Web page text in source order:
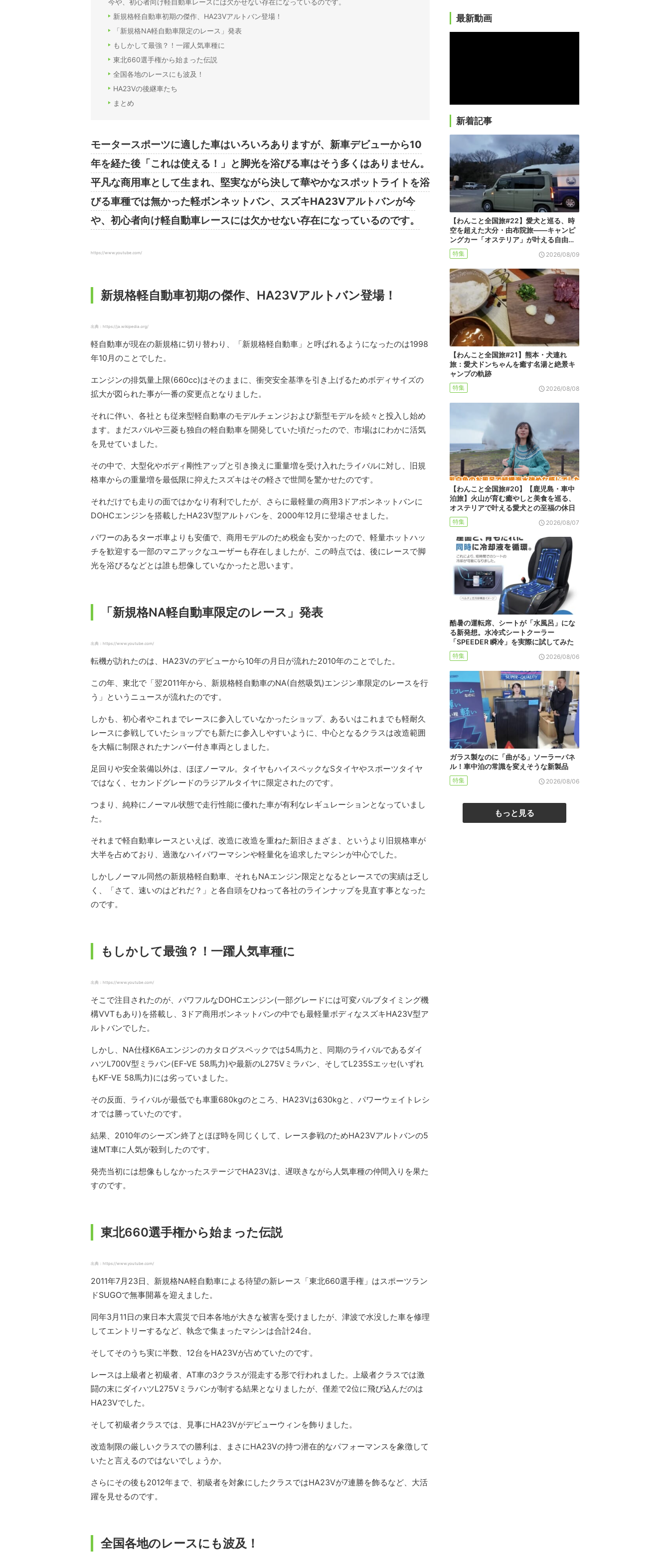
今や、初心者向け軽自動車レースには欠かせない存在になっているのです。
新規格軽自動車初期の傑作、HA23Vアルトバン登場！
「新規格NA軽自動車限定のレース」発表
もしかして最強？！一躍人気車種に
東北660選手権から始まった伝説
全国各地のレースにも波及！
HA23Vの後継車たち
まとめ
モータースポーツに適した車はいろいろありますが、新車デビューから10
年を経た後「これは使える！」と脚光を浴びる車はそう多くはありません。
平凡な商用車として生まれ、堅実ながら決して華やかなスポットライトを浴
びる車種では無かった軽ボンネットバン、スズキHA23Vアルトバンが今
や、初心者向け軽自動車レースには欠かせない存在になっているのです。
https://www.youtube.com/
新規格軽自動車初期の傑作、HA23Vアルトバン登場！
出典：https://ja.wikipedia.org/
軽自動車が現在の新規格に切り替わり、「新規格軽自動車」と呼ばれるようになったのは1998
年10月のことでした。
エンジンの排気量上限(660cc)はそのままに、衝突安全基準を引き上げるためボディサイズの
拡大が図られた事が一番の変更点となりました。
それに伴い、各社とも従来型軽自動車のモデルチェンジおよび新型モデルを続々と投入し始め
ます。まだスバルや三菱も独自の軽自動車を開発していた頃だったので、市場はにわかに活気
を見せていました。
その中で、大型化やボディ剛性アップと引き換えに重量増を受け入れたライバルに対し、旧規
格車からの重量増を最低限に抑えたスズキはその軽さで世間を驚かせたのです。
それだけでも走りの面ではかなり有利でしたが、さらに最軽量の商用3ドアボンネットバンに
DOHCエンジンを搭載したHA23V型アルトバンを、2000年12月に登場させました。
パワーのあるターボ車よりも安価で、商用モデルのため税金も安かったので、軽量ホットハッ
チを歓迎する一部のマニアックなユーザーも存在しましたが、この時点では、後にレースで脚
光を浴びるなどとは誰も想像していなかったと思います。
「新規格NA軽自動車限定のレース」発表
出典：https://www.youtube.com/
転機が訪れたのは、HA23Vのデビューから10年の月日が流れた2010年のことでした。
この年、東北で「翌2011年から、新規格軽自動車のNA(自然吸気)エンジン車限定のレースを行
う」というニュースが流れたのです。
しかも、初心者やこれまでレースに参入していなかったショップ、あるいはこれまでも軽耐久
レースに参戦していたショップでも新たに参入しやすいように、中心となるクラスは改造範囲
を大幅に制限されたナンバー付き車両としました。
足回りや安全装備以外は、ほぼノーマル。タイヤもハイスペックなSタイヤやスポーツタイヤ
ではなく、セカンドグレードのラジアルタイヤに限定されたのです。
つまり、純粋にノーマル状態で走行性能に優れた車が有利なレギュレーションとなっていまし
た。
それまで軽自動車レースといえば、改造に改造を重ねた新旧さまざま、というより旧規格車が
大半を占めており、過激なハイパワーマシンや軽量化を追求したマシンが中心でした。
しかしノーマル同然の新規格軽自動車、それもNAエンジン限定となるとレースでの実績は乏し
く、「さて、速いのはどれだ？」と各自頭をひねって各社のラインナップを見直す事となった
のです。
もしかして最強？！一躍人気車種に
出典：https://www.youtube.com/
そこで注目されたのが、パワフルなDOHCエンジン(一部グレードには可変バルブタイミング機
構VVTもあり)を搭載し、3ドア商用ボンネットバンの中でも最軽量ボディなスズキHA23V型ア
ルトバンでした。
しかし、NA仕様K6Aエンジンのカタログスペックでは54馬力と、同期のライバルであるダイ
ハツL700V型ミラバン(EF-VE 58馬力)や最新のL275Vミラバン、そしてL235Sエッセ(いずれ
もKF-VE 58馬力)には劣っていました。
その反面、ライバルが最低でも車重680kgのところ、HA23Vは630kgと、パワーウェイトレシ
オでは勝っていたのです。
結果、2010年のシーズン終了とほぼ時を同じくして、レース参戦のためHA23Vアルトバンの5
速MT車に人気が殺到したのです。
発売当初には想像もしなかったステージでHA23Vは、遅咲きながら人気車種の仲間入りを果た
すのです。
東北660選手権から始まった伝説
出典：https://www.youtube.com/
2011年7月23日、新規格NA軽自動車による待望の新レース「東北660選手権」はスポーツラン
ドSUGOで無事開幕を迎えました。
同年3月11日の東日本大震災で日本各地が大きな被害を受けましたが、津波で水没した車を修理
してエントリーするなど、執念で集まったマシンは合計24台。
そしてそのうち実に半数、12台をHA23Vが占めていたのです。
レースは上級者と初級者、AT車の3クラスが混走する形で行われました。上級者クラスでは激
闘の末にダイハツL275Vミラバンが制する結果となりましたが、僅差で2位に飛び込んだのは
HA23Vでした。
そして初級者クラスでは、見事にHA23Vがデビューウィンを飾りました。
改造制限の厳しいクラスでの勝利は、まさにHA23Vの持つ潜在的なパフォーマンスを象徴して
いたと言えるのではないでしょうか。
さらにその後も2012年まで、初級者を対象にしたクラスではHA23Vが7連勝を飾るなど、大活
躍を見せるのです。
全国各地のレースにも波及！
最新動画
新着記事
【わんこと全国旅#22】愛犬と巡る、時
空を超えた大分・由布院旅――キャンピ
ングカー「オステリア」が叶える自由…
特集 2026/08/09
【わんこと全国旅#21】熊本・犬連れ
旅：愛犬ドンちゃんを癒す名湯と絶景キ
ャンプの軌跡
特集 2026/08/08
【わんこと全国旅#20】【鹿児島・車中
泊旅】火山が育む癒やしと美食を巡る、
オステリアで叶える愛犬との至福の休日
特集 2026/08/07
酷暑の運転席、シートが「水風呂」にな
る新発想。水冷式シートクーラー
「SPEEDER 瞬冷」を実際に試してみた
特集 2026/08/06
ガラス製なのに「曲がる」ソーラーパネ
ル！車中泊の常識を変えそうな新製品
特集 2026/08/06
もっと見る